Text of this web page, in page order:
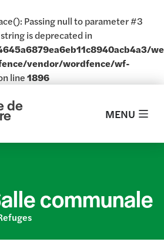
Passing null to parameter #3
is deprecated in
vendor/wordfence/wf-
line1896
de MENU
communale